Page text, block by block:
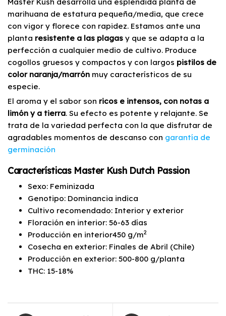
marihuana de estatura pequeña/media, que crece
con vigor y florece con rapidez. Estamos ante una
planta resistente a las plagas y que se adapta a la
perfección a cualquier medio de cultivo. Produce
cogollos gruesos y compactos y con largos pistilos de
color naranja/marrón muy característicos de su
especie.
El aroma y el sabor son ricos e intensos, con notas a
limón y a tierra. Su efecto es potente y relajante. Se
trata de la variedad perfecta con la que disfrutar de
agradables momentos de descanso con garantía de
germinación
Características Master Kush Dutch Passion
Sexo: Feminizada
Genotipo: Dominancia indica
Cultivo recomendado: Interior y exterior
Floración en interior: 56-63 días
Producción en interior450 g/m2
Cosecha en exterior: Finales de Abril (Chile)
Producción en exterior: 500-800 g/planta
THC: 15-18%